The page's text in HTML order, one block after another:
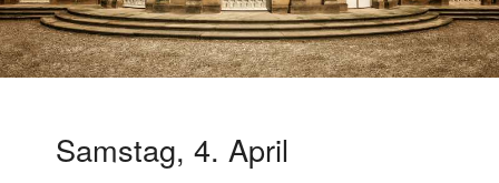
Samstag, 4. April